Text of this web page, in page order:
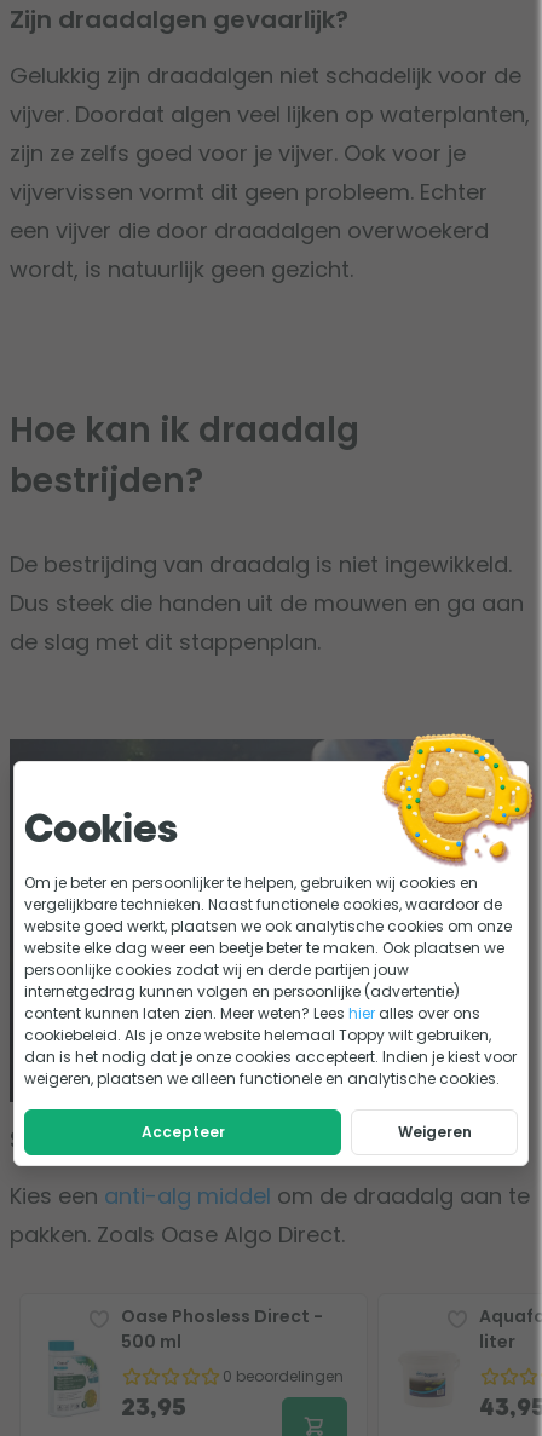
Zijn draadalgen gevaarlijk?
Gelukkig zijn draadalgen niet schadelijk voor de
vijver. Doordat algen veel lijken op waterplanten,
zijn ze zelfs goed voor je vijver. Ook voor je
vijvervissen vormt dit geen probleem. Echter
een vijver die door draadalgen overwoekerd
wordt, is natuurlijk geen gezicht.
Hoe kan ik draadalg
bestrijden?
De bestrijding van draadalg is niet ingewikkeld.
Dus steek die handen uit de mouwen en ga aan
de slag met dit stappenplan.
Stap 1: Algen bestrijden
Kies een anti-alg middel om de draadalg aan te
pakken. Zoals Oase Algo Direct.
Oase Phosless Direct -
500 ml
0 beoordelingen
23,95
liter
Cookies
Om je beter en persoonlijker te helpen, gebruiken wij cookies en
vergelijkbare technieken. Naast functionele cookies, waardoor de
website goed werkt, plaatsen we ook analytische cookies om onze
website elke dag weer een beetje beter te maken. Ook plaatsen we
persoonlijke cookies zodat wij en derde partijen jouw
internetgedrag kunnen volgen en persoonlijke (advertentie)
content kunnen laten zien. Meer weten? Leeshier alles over ons
cookiebeleid. Als je onze website helemaal Toppy wilt gebruiken,
dan is het nodig dat je onze cookies accepteert. Indien je kiest voor
weigeren, plaatsen we alleen functionele en analytische cookies.
Accepteer Weigeren